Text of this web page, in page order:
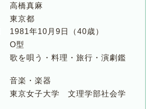
橋真麻
東京都
1981年10月9日（40歳）
O型
唄う・料理・旅行・演劇鑑
楽・楽器
女子大学 文理学部社会学